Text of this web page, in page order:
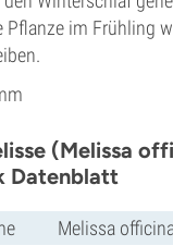
Pflanze im Frühling
(Melissa
Datenblatt
Melissa